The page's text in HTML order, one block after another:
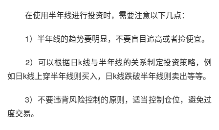
在使用半年线进行投资时，需要注意以下几点：
1）半年线的趋势要明显，不要盲目追高或者捡便宜。
如日k线上穿半年线则买入，日k线跌破半年线则卖出等等。
3）不要违背风险控制的原则，适当控制仓位，避免过
度交易。